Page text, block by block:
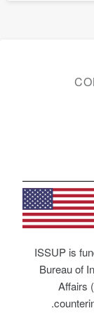
ISSUP is
Bureau of
Affairs